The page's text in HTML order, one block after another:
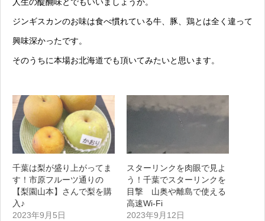
ジンギスカンのお味は食べ慣れている牛、豚、鶏とは全く違って
興味深かったです。
そのうちに本場お北海道でも頂いてみたいと思います。
千葉は梨が盛り上がってま
す！市原フルーツ通りの
【梨園山本】さんで梨を購
入♪
2023年9月5日
スターリンクを肉眼で見よ
う！千葉でスターリンクを
目撃 山奥や離島で使える
高速Wi-Fi
2023年9月12日